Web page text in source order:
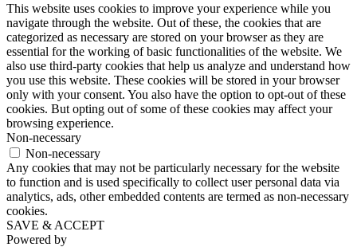
This website uses cookies to improve your experience while you
navigate through the website. Out of these, the cookies that are
categorized as necessary are stored on your browser as they are
essential for the working of basic functionalities of the website. We
also use third-party cookies that help us analyze and understand how
you use this website. These cookies will be stored in your browser
only with your consent. You also have the option to opt-out of these
cookies. But opting out of some of these cookies may affect your
browsing experience.
Non-necessary
Non-necessary
Any cookies that may not be particularly necessary for the website
to function and is used specifically to collect user personal data via
analytics, ads, other embedded contents are termed as non-necessary
cookies.
SAVE & ACCEPT
Powered by